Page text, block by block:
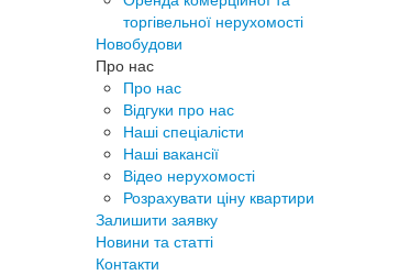
торгівельної нерухомості
Новобудови
Про нас
Про нас
Відгуки про нас
Наші спеціалісти
Наші вакансії
Відео нерухомості
Розрахувати ціну квартири
Залишити заявку
Новини та статті
Контакти